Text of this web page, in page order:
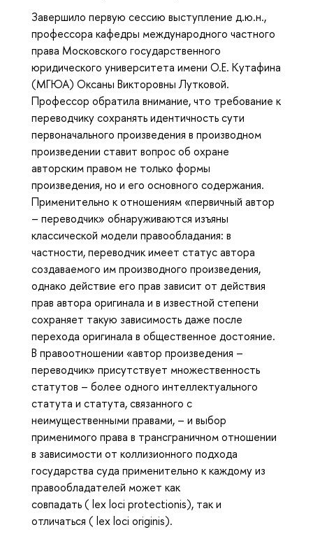
Завершило первую сессию выступление д.ю.н.,
профессора кафедры международного частного
права Московского государственного
юридического университета имени О.Е. Кутафина
(МГЮА) Оксаны Викторовны Лутковой.
Профессор обратила внимание, что требование к
переводчику сохранять идентичность сути
первоначального произведения в производном
произведении ставит вопрос об охране
авторским правом не только формы
произведения, но и его основного содержания.
Применительно к отношениям «первичный автор
– переводчик» обнаруживаются изъяны
классической модели правообладания: в
частности, переводчик имеет статус автора
создаваемого им производного произведения,
однако действие его прав зависит от действия
прав автора оригинала и в известной степени
сохраняет такую зависимость даже после
перехода оригинала в общественное достояние.
В правоотношении «автор произведения –
переводчик» присутствует множественность
статутов – более одного интеллектуального
статута и статута, связанного с
неимущественными правами, – и выбор
применимого права в трансграничном отношении
в зависимости от коллизионного подхода
государства суда применительно к каждому из
правообладателей может как
совпадать ( lex loci protectionis), так и
отличаться ( lex loci originis).